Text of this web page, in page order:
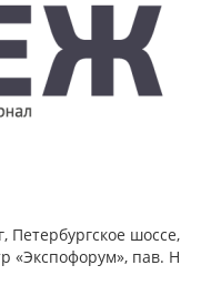
Петербургское шоссе,
«Экспофорум», пав. Н